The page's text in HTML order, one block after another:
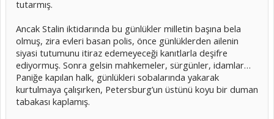
tutarmış.
Ancak Stalin iktidarında bu günlükler milletin başına bela
olmuş, zira evleri basan polis, önce günlüklerden ailenin
siyasi tutumunu itiraz edemeyeceği kanıtlarla deşifre
ediyormuş. Sonra gelsin mahkemeler, sürgünler, idamlar…
Paniğe kapılan halk, günlükleri sobalarında yakarak
kurtulmaya çalışırken, Petersburg’un üstünü koyu bir duman
tabakası kaplamış.